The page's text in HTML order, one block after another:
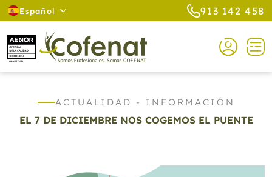
Español 913 142 458
ACTUALIDAD - INFORMACIÓN
EL 7 DE DICIEMBRE NOS COGEMOS EL PUENTE